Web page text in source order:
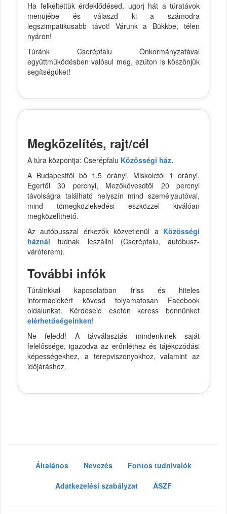
Ha felkeltettük érdeklődésed, ugorj hát a túratávok
menüjébe és válaszd ki a számodra
legszimpatikusabb távot! Várunk a Bükkbe, télen
nyáron!
Túránk Cserépfalu Önkormányzatával
együttműködésben valósul meg, ezúton is köszönjük
segítségüket!
Megközelítés, rajt/cél
A túra központja: Cserépfalu Közösségi ház.
A Budapesttől bő 1,5 órányi, Miskolctól 1 órányi,
Egertől 30 percnyi, Mezőkövesdtől 20 percnyi
távolságra található helyszín mind személyautóval,
mind tömegközlekedési eszközzel kiválóan
megközelíthető.
Az autóbusszal érkezők közvetlenül a Közösségi
háznál tudnak leszállni (Cserépfalu, autóbusz-
váróterem).
További infók
Túráinkkal kapcsolatban friss és hiteles
információkért kövesd folyamatosan Facebook
oldalunkat. Kérdéseid esetén keress bennünket
elérhetőségeinken!
Ne feledd! A távválasztás mindenkinek saját
felelőssége, igazodva az erőnléthez és tájékozódási
képességekhez, a terepviszonyokhoz, valamint az
időjáráshoz.
Általános Nevezés
Fontos tudnivalók
Adatkezelési szabályzat
ÁSZF